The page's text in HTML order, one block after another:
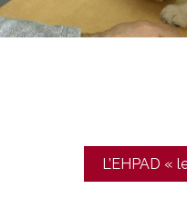
L’EHPAD «